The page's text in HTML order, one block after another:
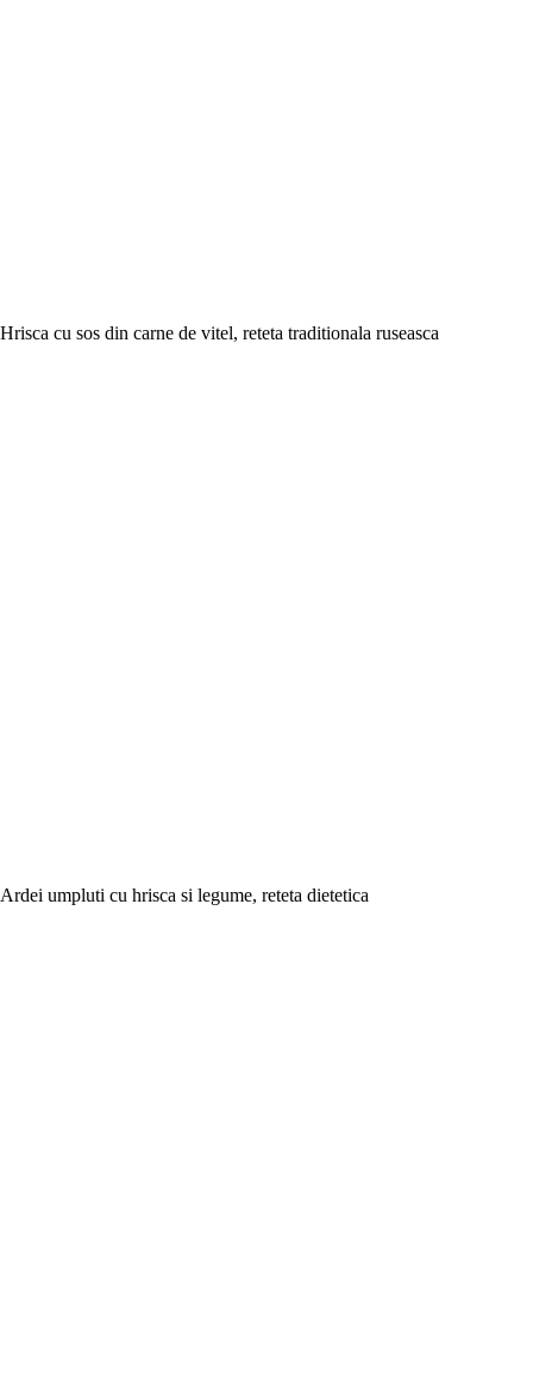
Hrisca cu sos din carne de vitel, reteta traditionala ruseasca
Ardei umpluti cu hrisca si legume, reteta dietetica